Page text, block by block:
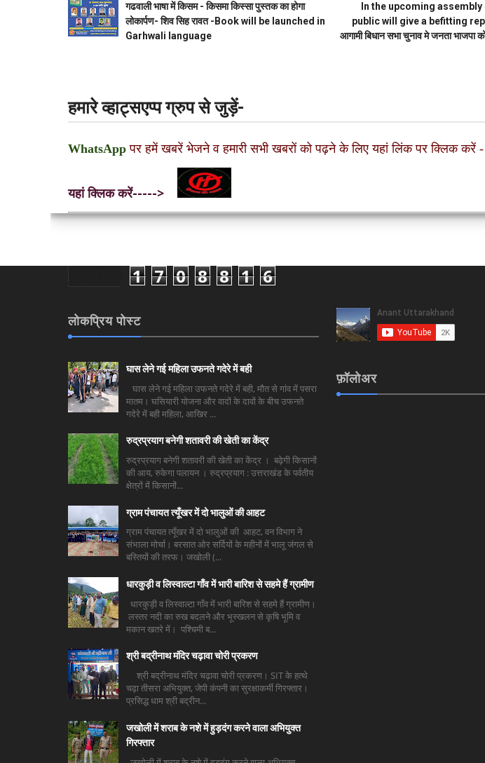
गढवाली ‌भाषा में किसम - किसमा किस्सा पुस्तक का होगा
लोकार्पण- शिव सिह रावत -Book will be launched in
Garhwali language
In the upcoming
public will give a befitting
आगामी बिधान सभा चुनाव मे जनता भाजपा
हमारे व्हाट्सएप्प ग्रुप से जुड़ें-
WhatsApp पर हमें खबरें भेजने व हमारी सभी खबरों को पढ़ने के लिए यहां लिंक पर क्लिक करें -
यहां क्लिक करें----->
1 7 0 8 8 1 6
लोकप्रिय पोस्ट
घास लेने गई महिला उफनते गदेरे में बही
घास लेने गई महिला उफनते गदेरे में बही, मौत से गांव में पसरा
मातम। घसियारी योजना और वादों के दावों के बीच उफनते
गदेरे में बही महिला, आखिर ...
रुद्रप्रयाग बनेगी शतावरी की खेती का केंद्र
रुद्रप्रयाग बनेगी शतावरी की खेती का केंद्र । बढ़ेगी किसानों
की आय, रुकेगा पलायन । रुद्रप्रयाग : उत्तराखंड के पर्वतीय
क्षेत्रों में किसानों...
ग्राम पंचायत त्यूँखर में दो भालुओं की आहट
ग्राम पंचायत त्यूँखर में दो भालुओं की आहट, वन विभाग ने
संभाला मोर्चा। बरसात ओर सर्दियों के महीनों में भालू जंगल से
बस्तियों की तरफ। जखोली (...
धारकुड़ी व लिस्वाल्टा गाँव में भारी बारिश से सहमे हैं ग्रामीण
धारकुड़ी व लिस्वाल्टा गाँव में भारी बारिश से सहमे हैं ग्रामीण।
लस्तर नदी का रुख बदलने और भूस्खलन से कृषि भूमि व
मकान खतरे में। पश्चिमी ब...
श्री बद्रीनाथ मंदिर चढ़ावा चोरी प्रकरण
श्री बद्रीनाथ मंदिर चढ़ावा चोरी प्रकरण। SIT के हत्थे
चढ़ा तीसरा अभियुक्त, जेपी कंपनी का सुरक्षाकर्मी गिरफ्तार।
प्रसिद्ध धाम श्री बद्रीन...
जखोली में शराब के नशे में हुड़दंग करने वाला अभियुक्त
गिरफ्तार
फ़ॉलोअर